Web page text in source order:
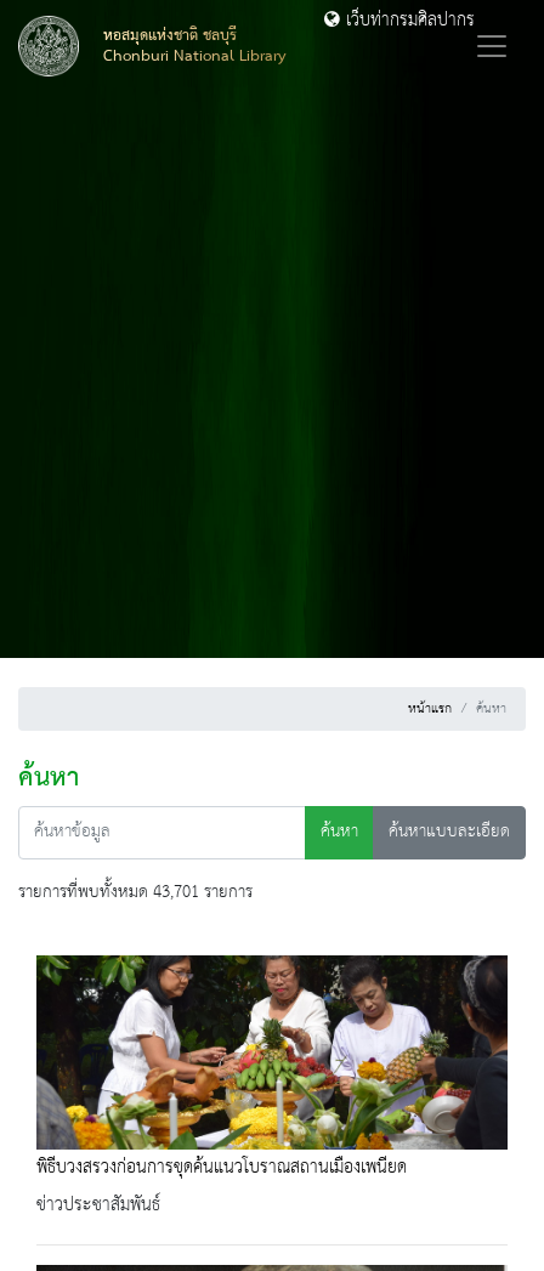
หอสมุดแห่งชาติ ชลบุรี
Chonburi National Library
เว็บท่ากรมศิลปากร
หน้าแรก ค้นหา
ค้นหา
ค้นหา
ค้นหาแบบละเอียด
รายการที่พบทั้งหมด 43,701 รายการ
พิธีบวงสรวงก่อนการขุดค้นแนวโบราณสถานเมืองเพนียด
ข่าวประชาสัมพันธ์